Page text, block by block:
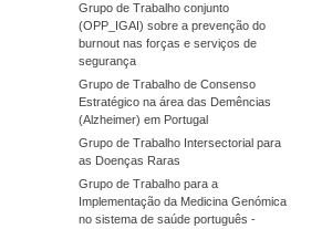
Grupo de Trabalho conjunto
(OPP_IGAI) sobre a prevenção do
burnout nas forças e serviços de
segurança
Grupo de Trabalho de Consenso
Estratégico na área das Demências
(Alzheimer) em Portugal
Grupo de Trabalho Intersectorial para
as Doenças Raras
Grupo de Trabalho para a
Implementação da Medicina Genómica
no sistema de saúde português -